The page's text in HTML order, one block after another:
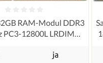
RAM-Modul DDR3
PC3-12800L LRDIMM
ja